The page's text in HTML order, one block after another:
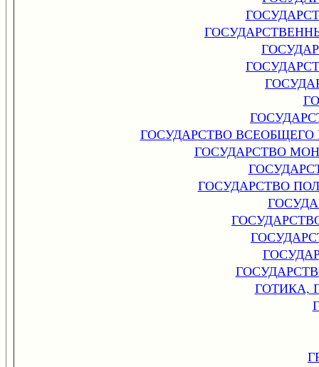
ГОСУДАРСТВО
ГОСУДАРСТВО
ГОСУДАРСТВО
ГОТИКА,